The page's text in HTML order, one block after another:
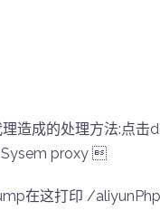
造成的处理方法:点
proxy 
在这打印 /